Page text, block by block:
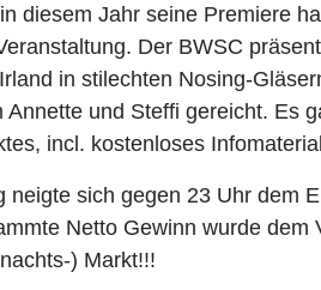
diesem Jahr seine Premiere
Der BWSC
in stilechten Nosing-
Annette und Steffi gereicht. Es
incl. kostenloses
neigte sich gegen 23 Uhr dem
Netto Gewinn wurde
) Markt!!!